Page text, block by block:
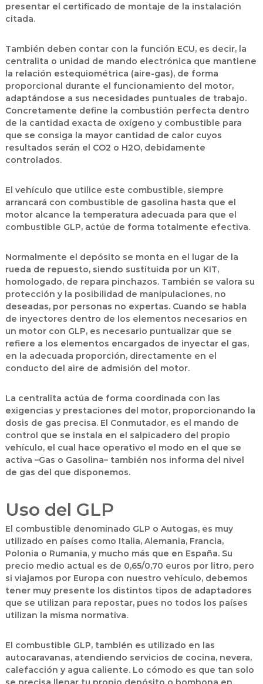
presentar el certificado de montaje de la instalación
citada.
También deben contar con la función ECU, es decir, la
centralita o unidad de mando electrónica que mantiene
la relación estequiométrica (aire-gas), de forma
proporcional durante el funcionamiento del motor,
adaptándose a sus necesidades puntuales de trabajo.
Concretamente define la combustión perfecta dentro
de la cantidad exacta de oxígeno y combustible para
que se consiga la mayor cantidad de calor cuyos
resultados serán el CO2 o H2O, debidamente
controlados.
El vehículo que utilice este combustible, siempre
arrancará con combustible de gasolina hasta que el
motor alcance la temperatura adecuada para que el
combustible GLP, actúe de forma totalmente efectiva.
Normalmente el depósito se monta en el lugar de la
rueda de repuesto, siendo sustituida por un KIT,
homologado, de repara pinchazos. También se valora su
protección y la posibilidad de manipulaciones, no
deseadas, por personas no expertas. Cuando se habla
de inyectores dentro de los elementos necesarios en
un motor con GLP, es necesario puntualizar que se
refiere a los elementos encargados de inyectar el gas,
en la adecuada proporción, directamente en el
conducto del aire de admisión del motor.
La centralita actúa de forma coordinada con las
exigencias y prestaciones del motor, proporcionando la
dosis de gas precisa. El Conmutador, es el mando de
control que se instala en el salpicadero del propio
vehículo, el cual hace operativo el modo en el que se
activa –Gas o Gasolina– también nos informa del nivel
de gas del que disponemos.
Uso del GLP
El combustible denominado GLP o Autogas, es muy
utilizado en países como Italia, Alemania, Francia,
Polonia o Rumania, y mucho más que en España. Su
precio medio actual es de 0,65/0,70 euros por litro, pero
si viajamos por Europa con nuestro vehículo, debemos
tener muy presente los distintos tipos de adaptadores
que se utilizan para repostar, pues no todos los países
utilizan la misma normativa.
El combustible GLP, también es utilizado en las
autocaravanas, atendiendo servicios de cocina, nevera,
calefacción y agua caliente. Lo cómodo es que tan solo